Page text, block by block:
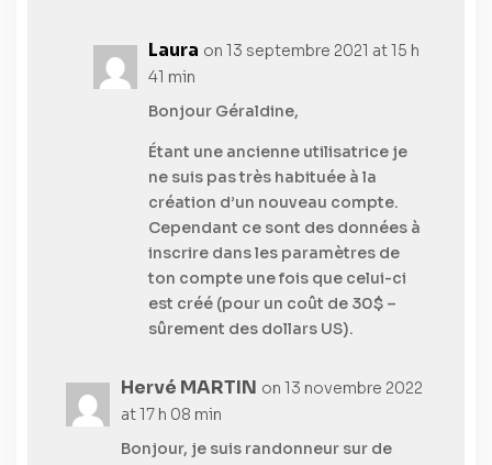
Laura on 13 septembre 2021 at 15 h
41 min
Bonjour Géraldine,
Étant une ancienne utilisatrice je
ne suis pas très habituée à la
création d’un nouveau compte.
Cependant ce sont des données à
inscrire dans les paramètres de
ton compte une fois que celui-ci
est créé (pour un coût de 30$ –
sûrement des dollars US).
Hervé MARTIN on 13 novembre 2022
at 17 h 08 min
Bonjour, je suis randonneur sur de